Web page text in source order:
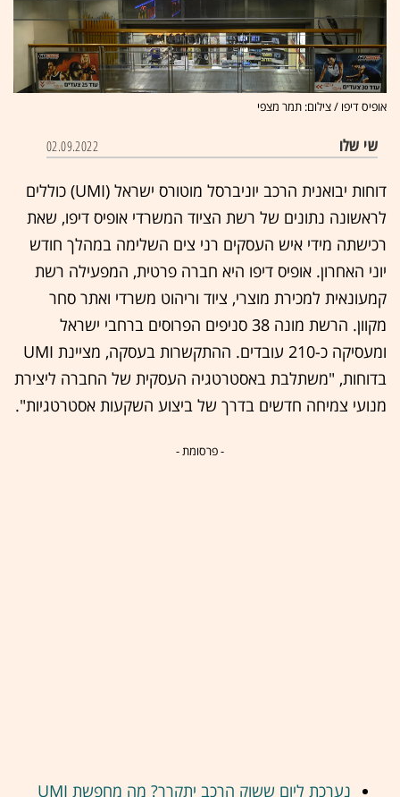
אופיס דיפו / צילום: תמר מצפי
שי שלו 02.09.2022
דוחות יבואנית הרכב יוניברסל מוטורס ישראל (UMI) כוללים
לראשונה נתונים של רשת הציוד המשרדי אופיס דיפו, שאת
רכישתה מידי איש העסקים רני צים השלימה במהלך חודש
יוני האחרון. אופיס דיפו היא חברה פרטית, המפעילה רשת
קמעונאית למכירת מוצרי, ציוד וריהוט משרדי ואתר סחר
מקוון. הרשת מונה 38 סניפים הפרוסים ברחבי ישראל
ומעסיקה כ-210 עובדים. ההתקשרות בעסקה, מציינת UMI
בדוחות, "משתלבת באסטרטגיה העסקית של החברה ליצירת
מנועי צמיחה חדשים בדרך של ביצוע השקעות אסטרטגיות".
- פרסומת -
נערכת ליום ששוק הרכב יתקרר? מה מחפשת UMI